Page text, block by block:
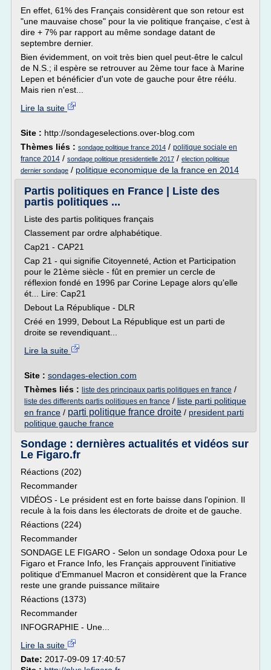
En effet, 61% des Français considèrent que son retour est
"une mauvaise chose" pour la vie politique française, c'est à
dire + 7% par rapport au même sondage datant de
septembre dernier.
Bien évidemment, on voit très bien quel peut-être le calcul
de N.S.; il espère se retrouver au 2ème tour face à Marine
Lepen et bénéficier d'un vote de gauche pour être réélu.
Mais rien n'est...
Lire la suite
Site : http://sondageselections.over-blog.com
Thèmes liés : sondage politique france 2014 / politique sociale en
france 2014 / sondage politique presidentielle 2017 / election politique
dernier sondage / politique economique de la france en 2014
Partis politiques en France | Liste des
partis politiques ...
Liste des partis politiques français
Classement par ordre alphabétique.
Cap21 - CAP21
Cap 21 - qui signifie Citoyenneté, Action et Participation
pour le 21ème siècle - fût en premier un cercle de
réflexion fondé en 1996 par Corine Lepage alors qu'elle
ét... Lire: Cap21
Debout La République - DLR
Créé en 1999, Debout La République est un parti de
droite se revendiquant...
Lire la suite
Site : sondages-election.com
Thèmes liés : liste des principaux partis politiques en france /
liste des differents partis politiques en france / liste parti politique
en france / parti politique france droite / president parti
politique gauche france
Sondage : dernières actualités et vidéos sur
Le Figaro.fr
Réactions (202)
Recommander
VIDÉOS - Le président est en forte baisse dans l'opinion. Il
recule à la fois dans les électorats de droite et de gauche.
Réactions (224)
Recommander
SONDAGE LE FIGARO - Selon un sondage Odoxa pour Le
Figaro et France Info, les Français approuvent l'initiative
politique d'Emmanuel Macron et considèrent que la France
reste une grande puissance militaire
Réactions (1373)
Recommander
INFOGRAPHIE - Une...
Lire la suite
Date: 2017-09-09 17:40:57